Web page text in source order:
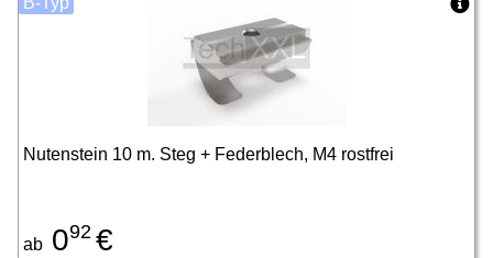
Nutenstein 10 m. Steg + Federblech, M4 rostfrei
ab 092 €